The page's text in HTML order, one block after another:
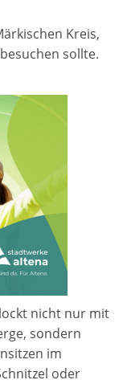
Kreis,
sollte.
nicht nur mit
sondern
im
oder